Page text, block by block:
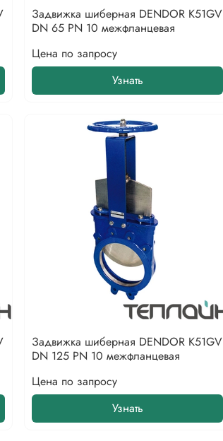
Задвижка шиберная DENDOR K51GV
DN 65 PN 10 межфланцевая
Цена по запросу
Узнать
Задвижка шиберная DENDOR K51GV
DN 125 PN 10 межфланцевая
Цена по запросу
Узнать